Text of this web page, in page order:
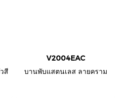
สี
V2004EAC
บานพับแสตนเลส ลายคราม